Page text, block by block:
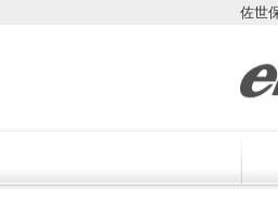
佐世